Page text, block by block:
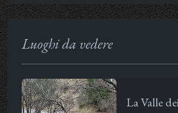
Luoghi da vedere
La Valle